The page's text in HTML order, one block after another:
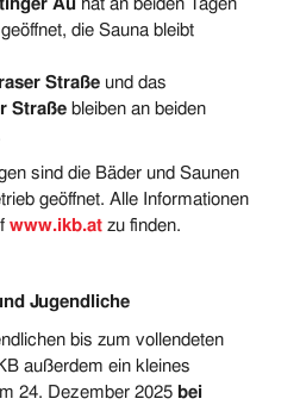
die Sauna bleibt
Straße und das
Straße bleiben an beiden
sind die Bäder und Saunen
geöffnet. Alle Informationen
www.ikb.at zu finden.
Jugendliche
bis zum vollendeten
außerdem ein kleines
24. Dezember 2025 bei